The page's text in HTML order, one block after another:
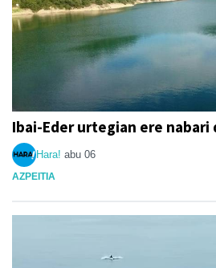
Ibai-Eder urtegian ere nabari
Hara! abu 06
AZPEITIA